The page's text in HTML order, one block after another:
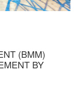
(BMM)
BY